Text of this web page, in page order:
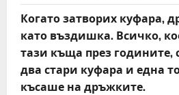
Когато затворих куфара,
като въздишка. Всичко,
тази къща през годините,
два стари куфара и една
късаше на дръжките.